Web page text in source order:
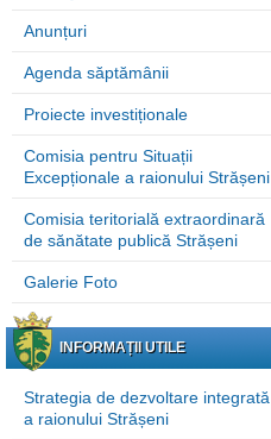
Anunțuri
Agenda săptămânii
Proiecte investiționale
Comisia pentru Situații
Excepționale a raionului Strășeni
Comisia teritorială extraordinară
de sănătate publică Strășeni
Galerie Foto
INFORMAȚII UTILE
Strategia de dezvoltare integrată
a raionului Strășeni